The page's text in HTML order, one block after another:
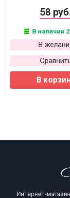
58
В наличии
В
В
Интернет-